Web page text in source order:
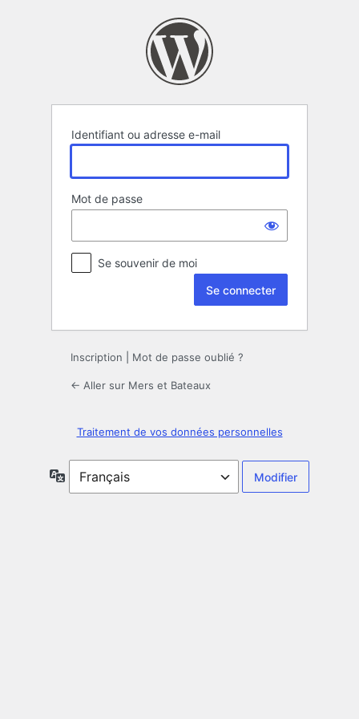
Identifiant ou adresse e-mail
Mot de passe
Se souvenir de moi
Inscription Mot de passe oublié ?
← Aller sur Mers et Bateaux
Traitement de vos données personnelles
Langue